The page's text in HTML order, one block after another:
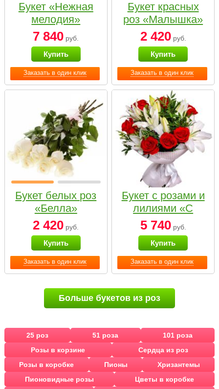
Заказать в один клик
Букет «Нежная
мелодия»
7 840 руб.
Купить
Заказать в один клик
Букет красных
роз «Малышка»
2 420руб.
Купить
Заказать в один клик
Букет белых роз
«Белла»
2 420 руб.
Купить
Заказать в один клик
Букет с розами и
лилиями «С
наилучшими
пожеланиями»
5 740руб.
Купить
Больше букетов из роз
25 роз 51 роза
101 роза
Розы в корзине
Сердца из роз
Розы в коробке
Пионы
Хризантемы
Пионовидные розы
Цветы в коробке